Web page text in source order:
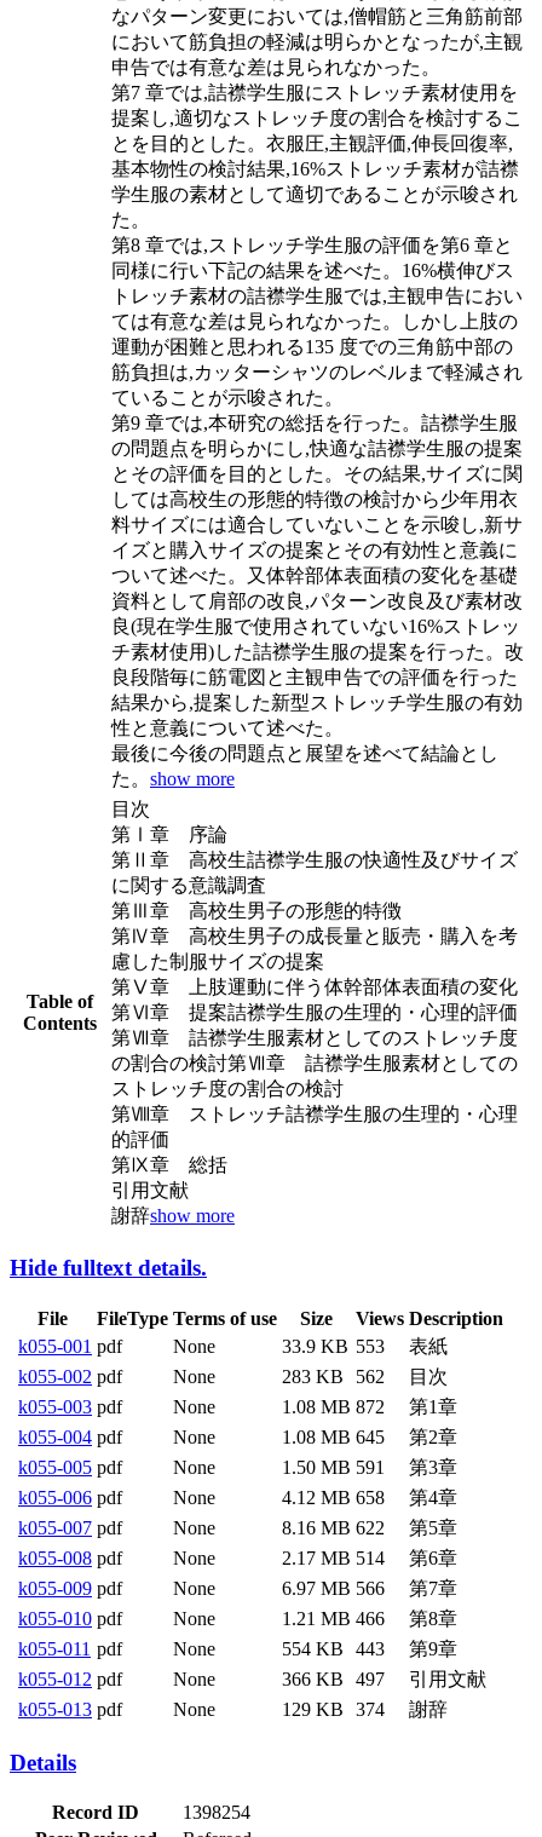
なパターン変更においては,僧帽筋と三角筋前部
において筋負担の軽減は明らかとなったが,主観
申告では有意な差は見られなかった。
第7 章では,詰襟学生服にストレッチ素材使用を
提案し,適切なストレッチ度の割合を検討するこ
とを目的とした。衣服圧,主観評価,伸長回復率,
基本物性の検討結果,16%ストレッチ素材が詰襟
学生服の素材として適切であることが示唆され
た。
第8 章では,ストレッチ学生服の評価を第6 章と
同様に行い下記の結果を述べた。16%横伸びス
トレッチ素材の詰襟学生服では,主観申告におい
ては有意な差は見られなかった。しかし上肢の
運動が困難と思われる135 度での三角筋中部の
筋負担は,カッターシャツのレベルまで軽減され
ていることが示唆された。
第9 章では,本研究の総括を行った。詰襟学生服
の問題点を明らかにし,快適な詰襟学生服の提案
とその評価を目的とした。その結果,サイズに関
しては高校生の形態的特徴の検討から少年用衣
料サイズには適合していないことを示唆し,新サ
イズと購入サイズの提案とその有効性と意義に
ついて述べた。又体幹部体表面積の変化を基礎
資料として肩部の改良,パターン改良及び素材改
良(現在学生服で使用されていない16%ストレッ
チ素材使用)した詰襟学生服の提案を行った。改
良段階毎に筋電図と主観申告での評価を行った
結果から,提案した新型ストレッチ学生服の有効
性と意義について述べた。
最後に今後の問題点と展望を述べて結論とし
た。 show more
Table of
Contents
目次
第Ⅰ章 序論
第Ⅱ章 高校生詰襟学生服の快適性及びサイズ
に関する意識調査
第Ⅲ章 高校生男子の形態的特徴
第Ⅳ章 高校生男子の成長量と販売・購入を考
慮した制服サイズの提案
第Ⅴ章 上肢運動に伴う体幹部体表面積の変化
第Ⅵ章 提案詰襟学生服の生理的・心理的評価
第Ⅶ章 詰襟学生服素材としてのストレッチ度
の割合の検討第Ⅶ章 詰襟学生服素材としての
ストレッチ度の割合の検討
第Ⅷ章 ストレッチ詰襟学生服の生理的・心理
的評価
第Ⅸ章 総括
引用文献
謝辞show more
Hide fulltext details.
File FileType
Terms of
Size Views Description
k055-
001
None
33.9
KB
553
表紙
k055-
002
283 KB 562
目次
k055-
None
1.08
872
第1章
k055-
004
None
MB
645
第2章
k055-
005
None
1.50
MB
591
第3章
k055-
006
None
4.12
MB
658
第4章
k055-
007
8.16
MB
622
第5章
k055-
None
2.17
514
第6章
k055-
009
k055-
pdf None